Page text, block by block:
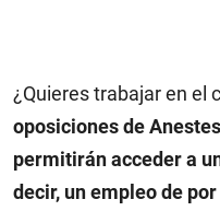
¿Quieres trabajar en el
oposiciones de
permitirán acceder a
decir, un empleo de